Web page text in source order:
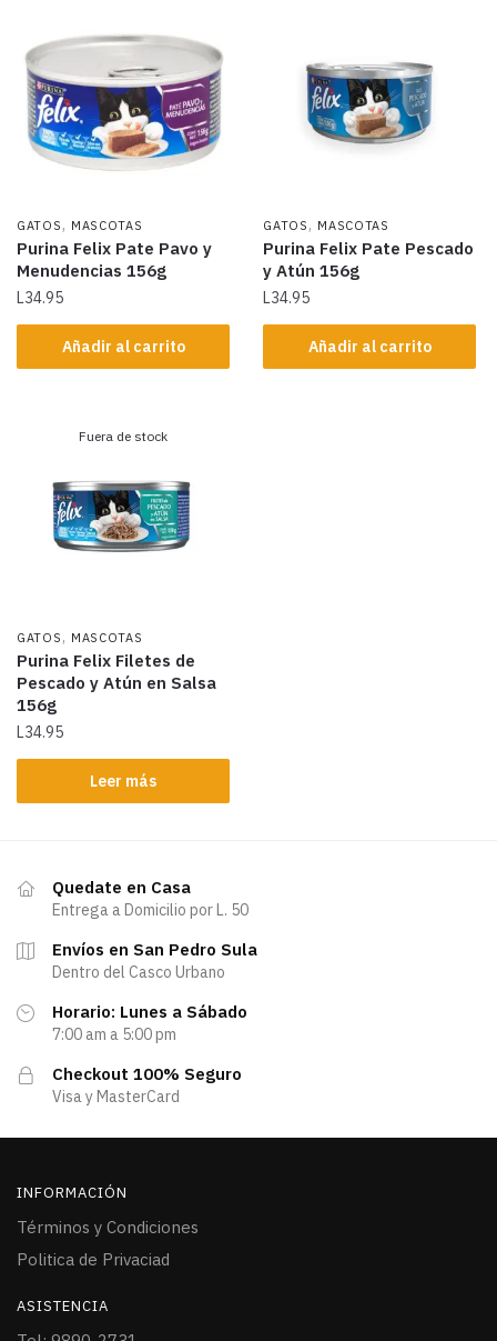
GATOS , MASCOTAS
Purina Felix Pate Pavo y
Menudencias 156g
L34.95
Añadir al carrito
GATOS , MASCOTAS
Purina Felix Pate Pescado
y Atún 156g
L34.95
Añadir al carrito
Fuera de stock
GATOS , MASCOTAS
Purina Felix Filetes de
Pescado y Atún en Salsa
156g
L34.95
Leer más
Quedate en Casa
Entrega a Domicilio por L. 50
Envíos en San Pedro Sula
Dentro del Casco Urbano
Horario: Lunes a Sábado
7:00 am a 5:00 pm
Checkout 100% Seguro
Visa y MasterCard
INFORMACIÓN
Términos y Condiciones
Politica de Privaciad
ASISTENCIA